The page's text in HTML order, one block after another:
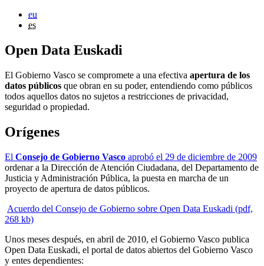
eu
es
Open Data Euskadi
El Gobierno Vasco se compromete a una efectiva apertura de los
datos públicos que obran en su poder, entendiendo como públicos
todos aquellos datos no sujetos a restricciones de privacidad,
seguridad o propiedad.
Orígenes
El Consejo de Gobierno Vasco aprobó el 29 de diciembre de 2009
ordenar a la Dirección de Atención Ciudadana, del Departamento de
Justicia y Administración Pública, la puesta en marcha de un
proyecto de apertura de datos públicos.
Acuerdo del Consejo de Gobierno sobre Open Data Euskadi (pdf,
268 kb)
Unos meses después, en abril de 2010, el Gobierno Vasco publica
Open Data Euskadi, el portal de datos abiertos del Gobierno Vasco
y entes dependientes: